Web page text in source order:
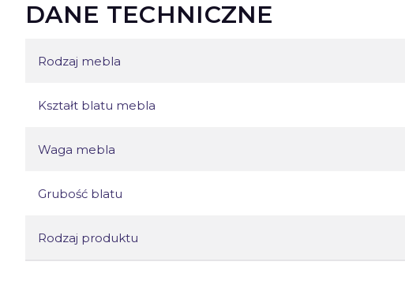
DANE TECHNICZNE
Rodzaj mebla
Kształt blatu mebla
Waga mebla
Grubość blatu
Rodzaj produktu